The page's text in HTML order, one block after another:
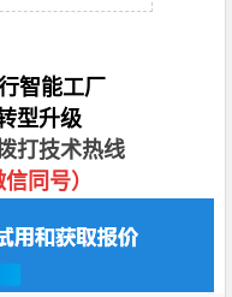
智能工厂
型升级
打技术热线
同号）